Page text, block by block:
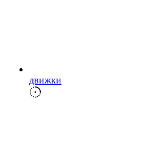
движки